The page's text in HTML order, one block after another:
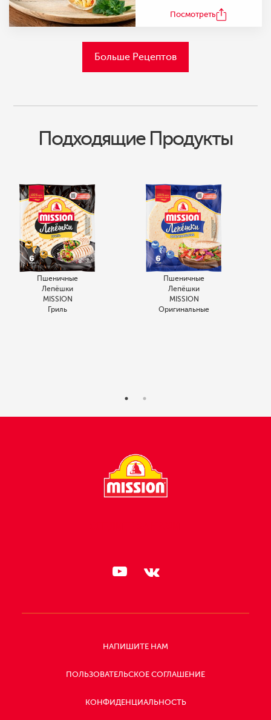
Посмотреть
Больше Рецептов
Подходящие Продукты
Пшеничные
Лепёшки
MISSION
Гриль
Пшеничные
Лепёшки
MISSION
Оригинальные
НАПИШИТЕ НАМ
ПОЛЬЗОВАТЕЛЬСКОЕ СОГЛАШЕНИЕ
КОНФИДЕНЦИАЛЬНОСТЬ